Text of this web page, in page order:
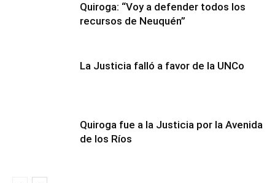
Quiroga: “Voy a defender todos los
recursos de Neuquén”
La Justicia falló a favor de la UNCo
Quiroga fue a la Justicia por la Avenida
de los Ríos